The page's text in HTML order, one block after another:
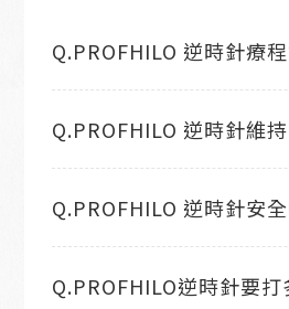
Q.PROFHILO 逆時針療
Q.PROFHILO 逆時針維
Q.PROFHILO 逆時針安
Q.PROFHILO逆時針要打